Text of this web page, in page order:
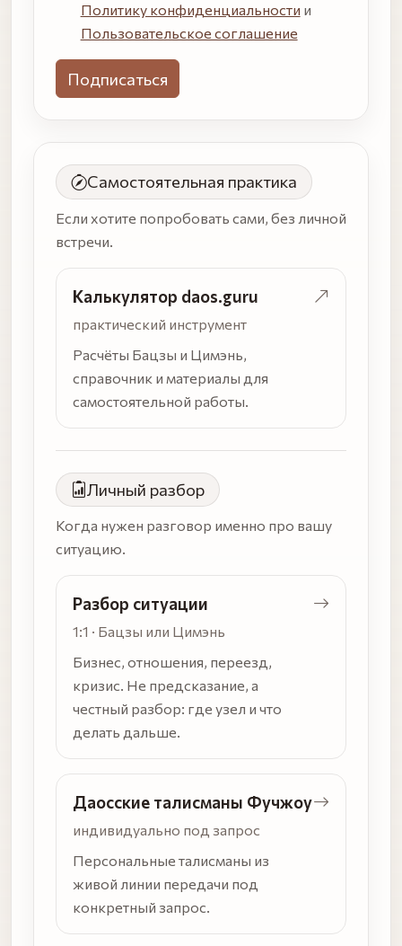
Политику конфиденциальности и
Пользовательское соглашение
Самостоятельная практика
Если хотите попробовать сами, без личной
встречи.
Калькулятор daos.guru
практический инструмент
Расчёты Бацзы и Цимэнь,
справочник и материалы для
самостоятельной работы.
Личный разбор
Когда нужен разговор именно про вашу
ситуацию.
Разбор ситуации
1:1 · Бацзы или Цимэнь
Бизнес, отношения, переезд,
кризис. Не предсказание, а
честный разбор: где узел и что
делать дальше.
Даосские талисманы Фучжоу
индивидуально под запрос
Персональные талисманы из
живой линии передачи под
конкретный запрос.